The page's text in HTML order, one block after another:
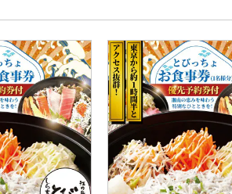
解除
ド決済
とめて支払い
レビュー件数順
レビュー評価順
寄付金額が高い順
寄付金額が低い順